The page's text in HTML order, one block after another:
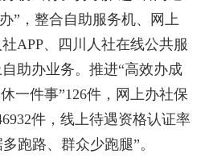
”，整合自助服务机、网上
APP、四川人社在线公共服
助办业务。推进“高效办成
一件事”126件，网上办社保
件，线上待遇资格认证率
跑路、群众少跑腿”。